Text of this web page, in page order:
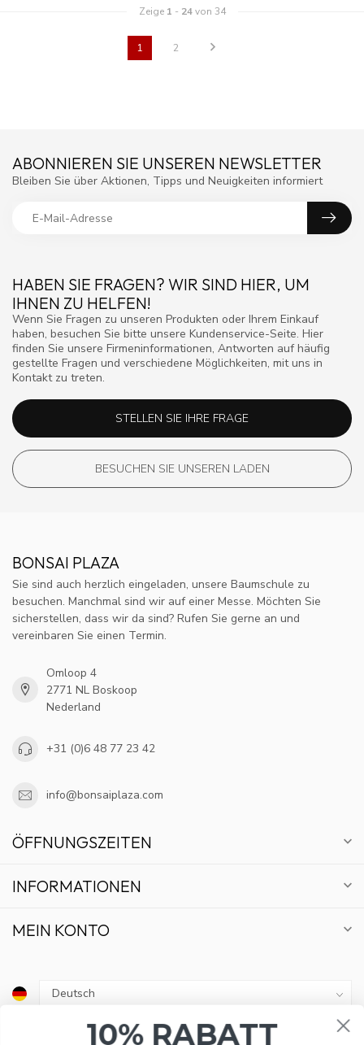
Zeige 1 - 24von 34
1 2
HABEN SIE FRAGEN? WIR SIND HIER, UM
IHNEN ZU HELFEN!
Wenn Sie Fragen zu unseren Produkten oder Ihrem Einkauf
haben, besuchen Sie bitte unsere Kundenservice-Seite. Hier
finden Sie unsere Firmeninformationen, Antworten auf häufig
gestellte Fragen und verschiedene Möglichkeiten, mit uns in
Kontakt zu treten.
STELLEN SIE IHRE FRAGE
BESUCHEN SIE UNSEREN LADEN
ABONNIEREN SIE UNSEREN NEWSLETTER
Bleiben Sie über Aktionen, Tipps und Neuigkeiten informiert
BONSAI PLAZA
Sie sind auch herzlich eingeladen, unsere Baumschule zu
besuchen. Manchmal sind wir auf einer Messe. Möchten Sie
sicherstellen, dass wir da sind? Rufen Sie gerne an und
vereinbaren Sie einen Termin.
Omloop 4
2771 NL Boskoop
Nederland
+31 (0)6 48 77 23 42
info@bonsaiplaza.com
ÖFFNUNGSZEITEN
INFORMATIONEN
MEIN KONTO
10% RABATT
MELDE DICH FÜR UNSEREN NEWSLETTER AN UND